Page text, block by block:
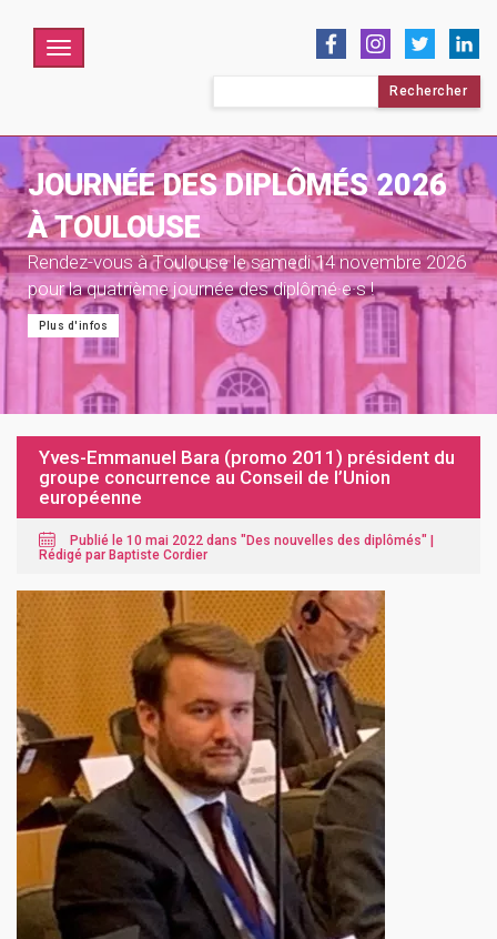
Menu
JOURNÉE DES DIPLÔMÉS 2026
À TOULOUSE
Rendez-vous à Toulouse le samedi 14 novembre 2026
pour la quatrième journée des diplômé·e·s !
Plus d'infos
Yves-Emmanuel Bara (promo 2011) président du
groupe concurrence au Conseil de l’Union
européenne
Publié le 10 mai 2022 dans "Des nouvelles des diplômés" |
Rédigé par Baptiste Cordier